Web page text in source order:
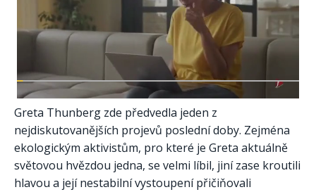
Greta Thunberg zde předvedla jeden z
nejdiskutovanějších projevů poslední doby. Zejména
ekologickým aktivistům, pro které je Greta aktuálně
světovou hvězdou jedna, se velmi líbil, jiní zase kroutili
hlavou a její nestabilní vystoupení přičiňovali